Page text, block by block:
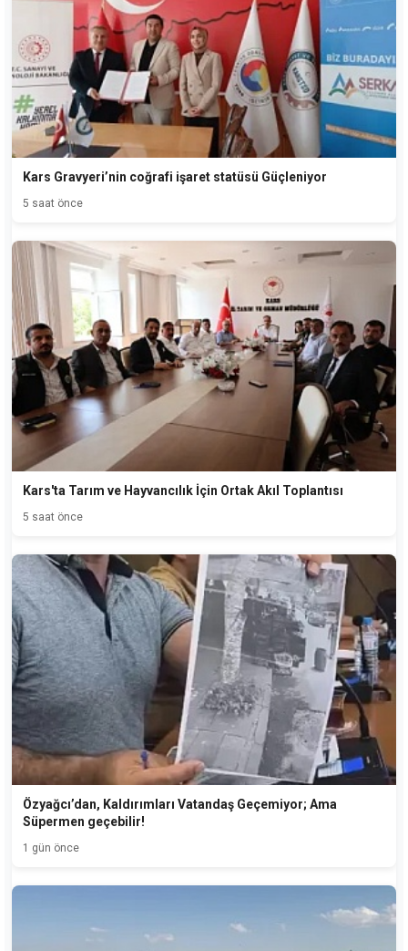
Kars Gravyeri’nin coğrafi işaret statüsü Güçleniyor
5 saat önce
Kars'ta Tarım ve Hayvancılık İçin Ortak Akıl Toplantısı
5 saat önce
Özyağcı’dan, Kaldırımları Vatandaş Geçemiyor; Ama
Süpermen geçebilir!
1 gün önce